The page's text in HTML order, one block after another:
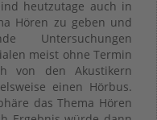
heutzutage auch in
Hören zu geben und
Untersuchungen
meist ohne Termin
von den Akustikern
einen Hörbus.
das Thema Hören